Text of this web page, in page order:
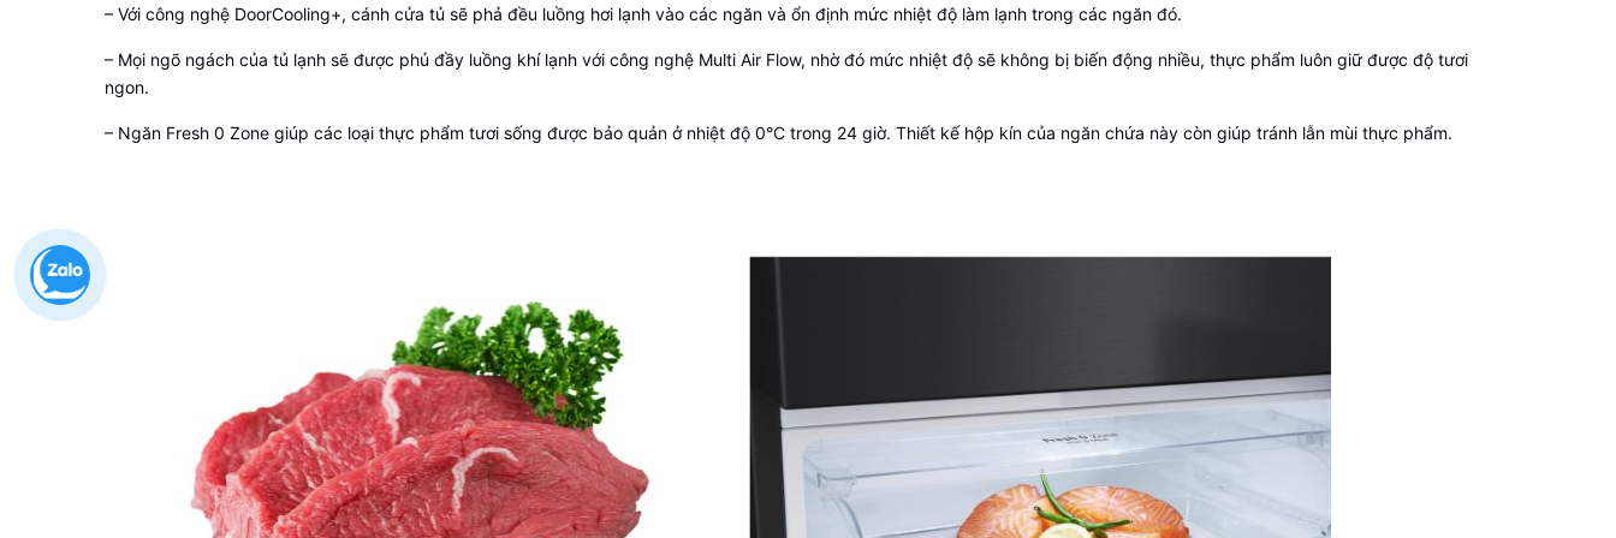
– Với công nghệ DoorCooling+, cánh cửa tủ sẽ phả đều luồng hơi lạnh vào các ngăn và ổn định mức nhiệt độ làm lạnh trong các ngăn đó.
– Mọi ngõ ngách của tủ lạnh sẽ được phủ đầy luồng khí lạnh với công nghệ Multi Air Flow, nhờ đó mức nhiệt độ sẽ không bị biến động nhiều, thực phẩm luôn giữ được độ tươi
ngon.
– Ngăn Fresh 0 Zone giúp các loại thực phẩm tươi sống được bảo quản ở nhiệt độ 0°C trong 24 giờ. Thiết kế hộp kín của ngăn chứa này còn giúp tránh lẫn mùi thực phẩm.